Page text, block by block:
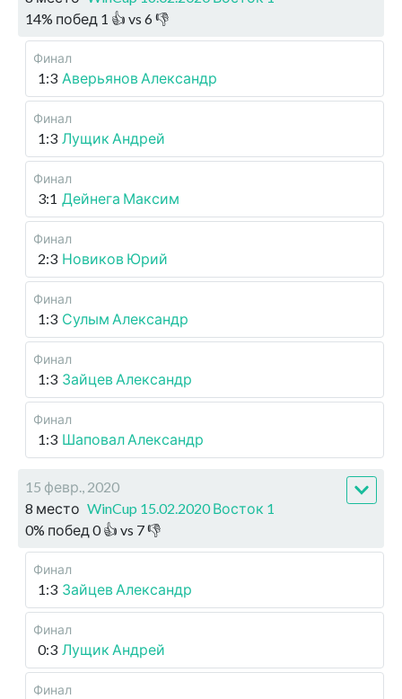
14% побед 1 👍 vs 6👎
Финал
1:3 Аверьянов Александр
Финал
1:3 Лущик Андрей
Финал
3:1 Дейнега Максим
Финал
2:3 Новиков Юрий
Финал
1:3 Сулым Александр
Финал
1:3 Зайцев Александр
Финал
1:3 Шаповал Александр
15 февр., 2020
8 место WinCup 15.02.2020 Восток 1
0% побед 0👍 vs 7👎
Финал
1:3 Зайцев Александр
Финал
0:3 Лущик Андрей
Финал